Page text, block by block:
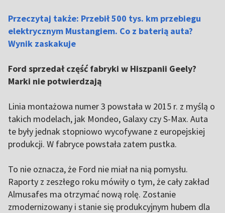
Przeczytaj także: Przebił 500 tys. km przebiegu
elektrycznym Mustangiem. Co z baterią auta?
Wynik zaskakuje
Ford sprzedał część fabryki w Hiszpanii Geely?
Marki nie potwierdzają
Linia montażowa numer 3 powstała w 2015 r. z myślą o
takich modelach, jak Mondeo, Galaxy czy S-Max. Auta
te były jednak stopniowo wycofywane z europejskiej
produkcji. W fabryce powstała zatem pustka.
To nie oznacza, że Ford nie miał na nią pomysłu.
Raporty z zeszłego roku mówiły o tym, że cały zakład
Almusafes ma otrzymać nową rolę. Zostanie
zmodernizowany i stanie się produkcyjnym hubem dla